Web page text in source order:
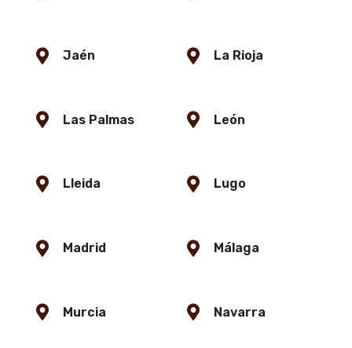
Jaén La Rioja
Las Palmas León
Lleida Lugo
Madrid Málaga
Murcia Navarra